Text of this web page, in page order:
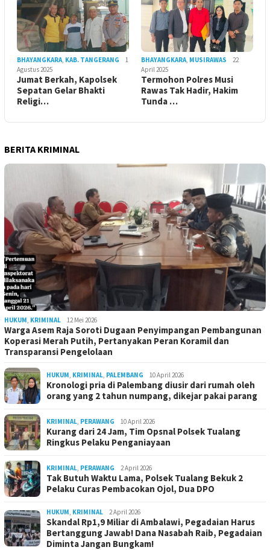
BHAYANGKARA KAB. TANGERANG
1
Agustus 2025
Jumat Berkah, Kapolsek
Sepatan Gelar Bhakti
Religi…
BHAYANGKARA MUSIRAWAS
22
April 2025
Termohon Polres Musi
Rawas Tak Hadir, Hakim
Tunda …
BERITA KRIMINAL
HUKUM KRIMINAL 12 Mei 2026
Warga Asem Raja Soroti Dugaan Penyimpangan Pembangunan
Koperasi Merah Putih, Pertanyakan Peran Koramil dan
Transparansi Pengelolaan
HUKUM KRIMINAL PALEMBANG 10 April 2026
Kronologi pria di Palembang diusir dari rumah oleh
orang yang 2 tahun numpang, dikejar pakai parang
KRIMINAL PERAWANG 10 April 2026
Kurang dari 24 Jam, Tim Opsnal Polsek Tualang
Ringkus Pelaku Penganiayaan
KRIMINAL PERAWANG 2 April 2026
Tak Butuh Waktu Lama, Polsek Tualang Bekuk 2
Pelaku Curas Pembacokan Ojol, Dua DPO
HUKUM KRIMINAL 2 April 2026
Skandal Rp1,9 Miliar di Ambalawi, Pegadaian Harus
Bertanggung Jawab! Dana Nasabah Raib, Pegadaian
Diminta Jangan Bungkam!